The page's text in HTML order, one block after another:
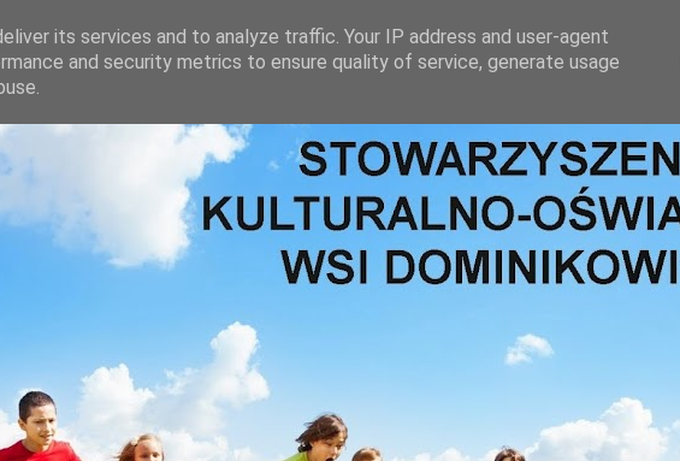
its services and to analyze traffic. Your IP address and user-agent
and security metrics to ensure quality of service, generate usage